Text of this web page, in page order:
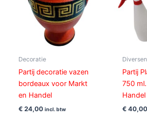
Decoratie
Partij decoratie vazen
bordeaux voor Markt
en Handel
€ 24,00 incl. btw
Diversen
Partij
750
Handel
€ 40,00